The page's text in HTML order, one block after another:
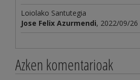
Loiolako Santutegia
Jose Felix Azurmendi, 2022/09/26
Azken komentarioak